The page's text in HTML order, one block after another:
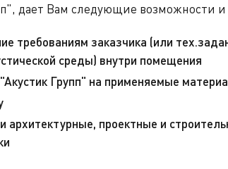
дает Вам следующие возможности
требованиям заказчика (или
среды) внутри помещения
Групп" на применяемые
архитектурные, проектные и